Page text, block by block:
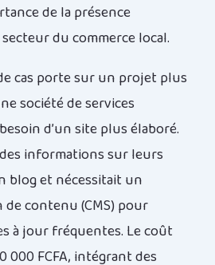
de la présence
du commerce local.
cas porte sur un projet plus
société de services
d’un site plus élaboré.
informations sur leurs
blog et nécessitait un
contenu (CMS) pour
à jour fréquentes. Le coût
FCFA, intégrant des